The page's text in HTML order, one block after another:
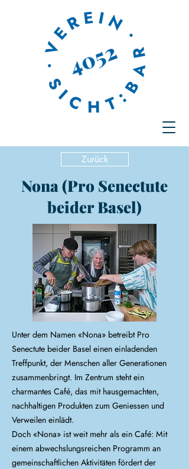
Zurück
Nona (Pro Senectute
beider Basel)
Unter dem Namen «Nona» betreibt Pro
Senectute beider Basel einen einladenden
Treffpunkt, der Menschen aller Generationen
zusammenbringt. Im Zentrum steht ein
charmantes Café, das mit hausgemachten,
nachhaltigen Produkten zum Geniessen und
Verweilen einlädt.
Doch «Nona» ist weit mehr als ein Café: Mit
einem abwechslungsreichen Programm an
gemeinschaftlichen Aktivitäten fördert der